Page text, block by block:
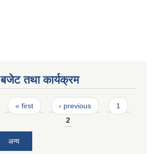
बजेट तथा कार्यक्रम
Pages
« first ‹ previous
1
2
अन्य